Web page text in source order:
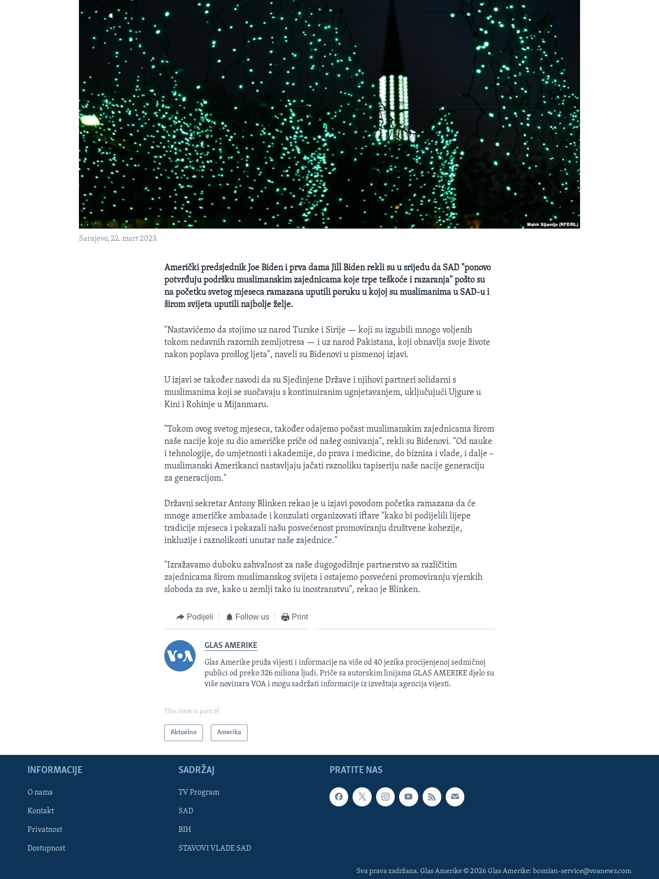
Learning English
Sarajevo, 22. mart 2023.
Američki predsjednik Joe Biden i prva dama Jill Biden rekli su u srijedu da SAD "ponovo
potvrđuju podršku muslimanskim zajednicama koje trpe teškoće i razaranja" pošto su
na početku svetog mjeseca ramazana uputili poruku u kojoj su muslimanima u SAD-u i
širom svijeta uputili najbolje želje.
"Nastavićemo da stojimo uz narod Turske i Sirije — koji su izgubili mnogo voljenih
tokom nedavnih razornih zemljotresa — i uz narod Pakistana, koji obnavlja svoje živote
nakon poplava prošlog ljeta", naveli su Bidenovi u pismenoj izjavi.
U izjavi se također navodi da su Sjedinjene Države i njihovi partneri solidarni s
muslimanima koji se suočavaju s kontinuiranim ugnjetavanjem, uključujući Ujgure u
Kini i Rohinje u Mijanmaru.
"Tokom ovog svetog mjeseca, također odajemo počast muslimanskim zajednicama širom
naše nacije koje su dio američke priče od našeg osnivanja", rekli su Bidenovi. "Od nauke
i tehnologije, do umjetnosti i akademije, do prava i medicine, do biznisa i vlade, i dalje –
muslimanski Amerikanci nastavljaju jačati raznoliku tapiseriju naše nacije generaciju
za generacijom."
Državni sekretar Antony Blinken rekao je u izjavi povodom početka ramazana da će
mnoge američke ambasade i konzulati organizovati iftare "kako bi podijelili lijepe
tradicije mjeseca i pokazali našu posvećenost promoviranju društvene kohezije,
inkluzije i raznolikosti unutar naše zajednice."
"Izražavamo duboku zahvalnost za naše dugogodišnje partnerstvo sa različitim
zajednicama širom muslimanskog svijeta i ostajemo posvećeni promoviranju vjerskih
sloboda za sve, kako u zemlji tako iu inostranstvu", rekao je Blinken.
Podijeli Follow us Print
GLAS AMERIKE
Glas Amerike pruža vijesti i informacije na više od 40 jezika procijenjenoj sedmičnoj
publici od preko 326 miliona ljudi. Priče sa autorskim linijama GLAS AMERIKE djelo su
više novinara VOA i mogu sadržati informacije iz izveštaja agencija vijesti.
This item is part of
Aktuelno Amerika
PRATITE NAS
INFORMACIJE
O nama
Kontakt
Privatnost
Dostupnost
SADRŽAJ
TV Program
SAD
BIH
STAVOVI VLADE SAD
Sva prava zadržana. Glas Amerike © 2026 Glas Amerike: bosnian-service@voanews.com